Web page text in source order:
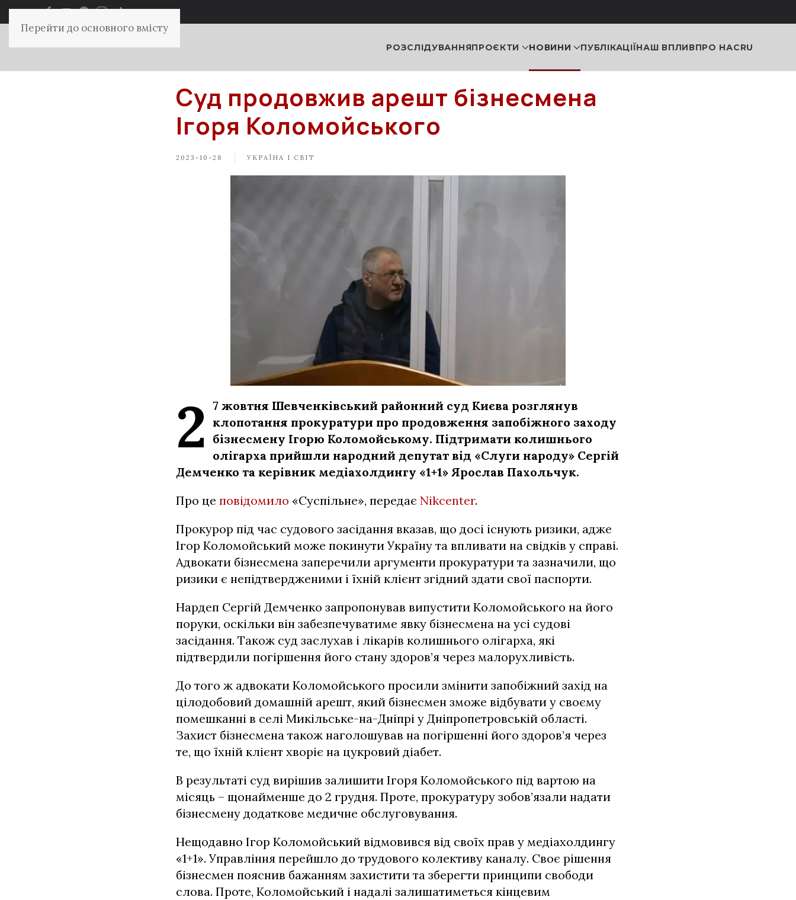
Перейти до основного вмісту
РОЗСЛІДУВАННЯПРОЄКТИ НОВИНИ ПУБЛІКАЦІЇНАШ ВПЛИВПРО НАСRU
Суд продовжив арешт бізнесмена
Ігоря Коломойського
2023-10-28 УКРАЇНА І СВІТ
2 7 жовтня Шевченківський районний суд Києва розглянув
клопотання прокуратури про продовження запобіжного заходу
бізнесмену Ігорю Коломойському. Підтримати колишнього
олігарха прийшли народний депутат від «Слуги народу» Сергій
Демченко та керівник медіахолдингу «1+1» Ярослав Пахольчук.
Про це повідомило «Суспільне», передає Nikcenter.
Прокурор під час судового засідання вказав, що досі існують ризики, адже
Ігор Коломойський може покинути Україну та впливати на свідків у справі.
Адвокати бізнесмена заперечили аргументи прокуратури та зазначили, що
ризики є непідтвердженими і їхній клієнт згідний здати свої паспорти.
Нардеп Сергій Демченко запропонував випустити Коломойського на його
поруки, оскільки він забезпечуватиме явку бізнесмена на усі судові
засідання. Також суд заслухав і лікарів колишнього олігарха, які
підтвердили погіршення його стану здоров’я через малорухливість.
До того ж адвокати Коломойського просили змінити запобіжний захід на
цілодобовий домашній арешт, який бізнесмен зможе відбувати у своєму
помешканні в селі Микільське-на-Дніпрі у Дніпропетровській області.
Захист бізнесмена також наголошував на погіршенні його здоров’я через
те, що їхній клієнт хворіє на цукровий діабет.
В результаті суд вирішив залишити Ігоря Коломойського під вартою на
місяць – щонайменше до 2 грудня. Проте, прокуратуру зобов’язали надати
бізнесмену додаткове медичне обслуговування.
Нещодавно Ігор Коломойський відмовився від своїх прав у медіахолдингу
«1+1». Управління перейшло до трудового колективу каналу. Своє рішення
бізнесмен пояснив бажанням захистити та зберегти принципи свободи
слова. Проте, Коломойський і надалі залишатиметься кінцевим